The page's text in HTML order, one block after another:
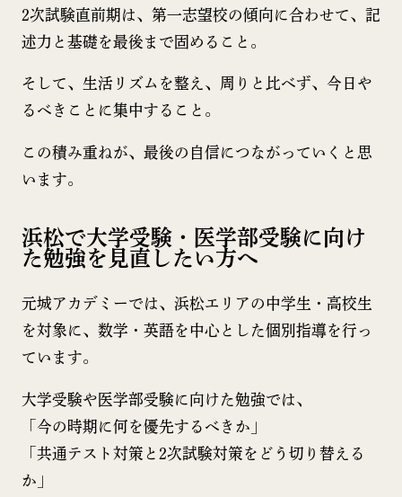
2次試験直前期は、第一志望校の傾向に合わせて、記
述力と基礎を最後まで固めること。
そして、生活リズムを整え、周りと比べず、今日や
るべきことに集中すること。
この積み重ねが、最後の自信につながっていくと思
います。
浜松で大学受験・医学部受験に向け
た勉強を見直したい方へ
元城アカデミーでは、浜松エリアの中学生・高校生
を対象に、数学・英語を中心とした個別指導を行っ
ています。
大学受験や医学部受験に向けた勉強では、
「今の時期に何を優先するべきか」
「共通テスト対策と2次試験対策をどう切り替える
か」